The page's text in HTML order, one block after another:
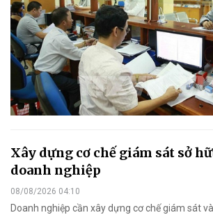
Xây dựng cơ chế giám sát sở
doanh nghiệp
08/08/2026 04:10
Doanh nghiệp cần xây dựng cơ chế giám sát